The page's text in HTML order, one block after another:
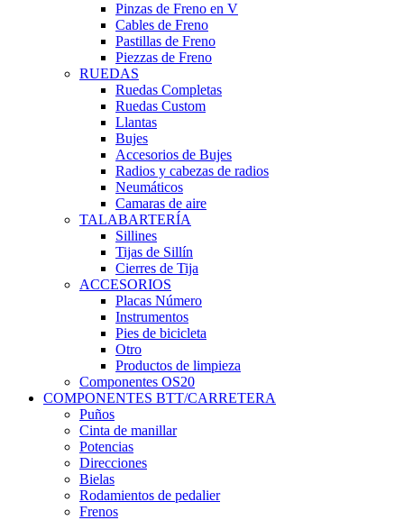
Pinzas de Freno en V
Cables de Freno
Pastillas de Freno
Piezzas de Freno
RUEDAS
Ruedas Completas
Ruedas Custom
Llantas
Bujes
Accesorios de Bujes
Radios y cabezas de radios
Neumáticos
Camaras de aire
TALABARTERÍA
Sillines
Tijas de Sillín
Cierres de Tija
ACCESORIOS
Placas Número
Instrumentos
Pies de bicicleta
Otro
Productos de limpieza
Componentes OS20
COMPONENTES BTT/CARRETERA
Puños
Cinta de manillar
Potencias
Direcciones
Bielas
Rodamientos de pedalier
Frenos